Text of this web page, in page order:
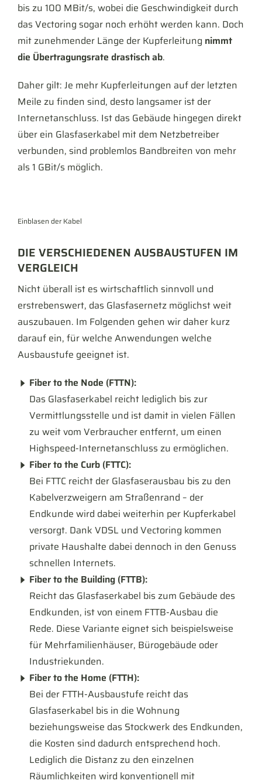
bis zu 100 MBit/s, wobei die Geschwindigkeit durch
das Vectoring sogar noch erhöht werden kann. Doch
mit zunehmender Länge der Kupferleitung nimmt
die Übertragungsrate drastisch ab.
Daher gilt: Je mehr Kupferleitungen auf der letzten
Meile zu finden sind, desto langsamer ist der
Internetanschluss. Ist das Gebäude hingegen direkt
über ein Glasfaserkabel mit dem Netzbetreiber
verbunden, sind problemlos Bandbreiten von mehr
als 1 GBit/s möglich.
Einblasen der Kabel
DIE VERSCHIEDENEN AUSBAUSTUFEN IM
VERGLEICH
Nicht überall ist es wirtschaftlich sinnvoll und
erstrebenswert, das Glasfasernetz möglichst weit
auszubauen. Im Folgenden gehen wir daher kurz
darauf ein, für welche Anwendungen welche
Ausbaustufe geeignet ist.
Fiber to the Node (FTTN):
Das Glasfaserkabel reicht lediglich bis zur
Vermittlungsstelle und ist damit in vielen Fällen
zu weit vom Verbraucher entfernt, um einen
Highspeed-Internetanschluss zu ermöglichen.
Fiber to the Curb (FTTC):
Bei FTTC reicht der Glasfaserausbau bis zu den
Kabelverzweigern am Straßenrand – der
Endkunde wird dabei weiterhin per Kupferkabel
versorgt. Dank VDSL und Vectoring kommen
private Haushalte dabei dennoch in den Genuss
schnellen Internets.
Fiber to the Building (FTTB):
Reicht das Glasfaserkabel bis zum Gebäude des
Endkunden, ist von einem FTTB-Ausbau die
Rede. Diese Variante eignet sich beispielsweise
für Mehrfamilienhäuser, Bürogebäude oder
Industriekunden.
Fiber to the Home (FTTH):
Bei der FTTH-Ausbaustufe reicht das
Glasfaserkabel bis in die Wohnung
beziehungsweise das Stockwerk des Endkunden,
die Kosten sind dadurch entsprechend hoch.
Lediglich die Distanz zu den einzelnen
Räumlichkeiten wird konventionell mit